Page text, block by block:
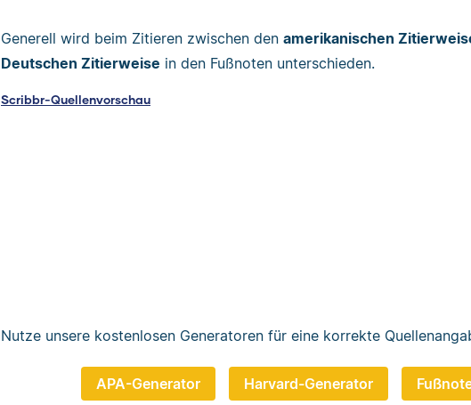
Generell wird beim Zitieren zwischen den amerikanischen
Deutschen Zitierweise in den Fußnoten unterschieden.
Scribbr-Quellenvorschau
Nutze unsere kostenlosen Generatoren für eine korrekte
APA-Generator Harvard-Generator